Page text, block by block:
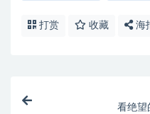
打赏 收藏 海
看绝望